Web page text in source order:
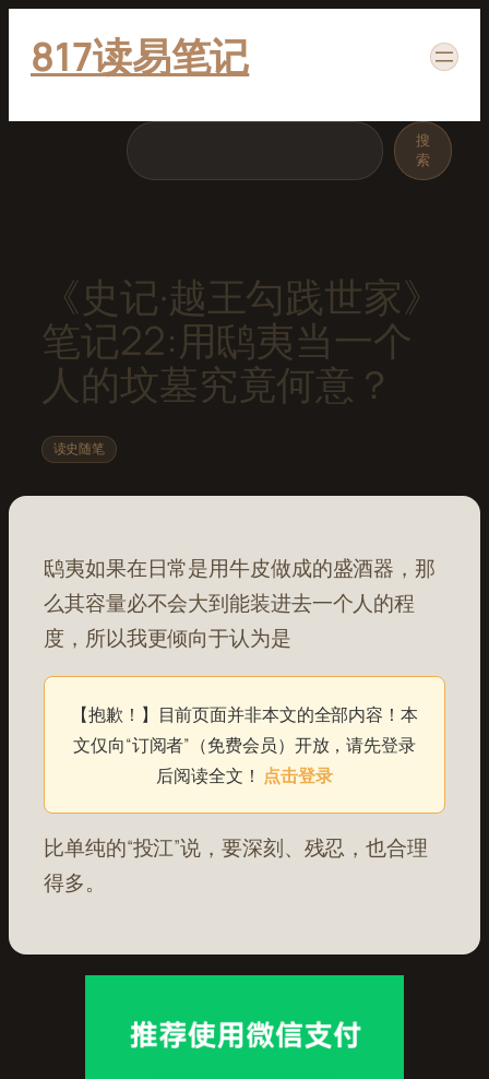
817读易笔记
搜
索
《史记·越王勾践世家》
笔记22:用鸱夷当一个
人的坟墓究竟何意？
读史随笔
鸱夷如果在日常是用牛皮做成的盛酒器，那
么其容量必不会大到能装进去一个人的程
度，所以我更倾向于认为是
【抱歉！】目前页面并非本文的全部内容！本
文仅向“订阅者”（免费会员）开放，请先登录
后阅读全文！ 点击登录
比单纯的“投江”说，要深刻、残忍，也合理
得多。